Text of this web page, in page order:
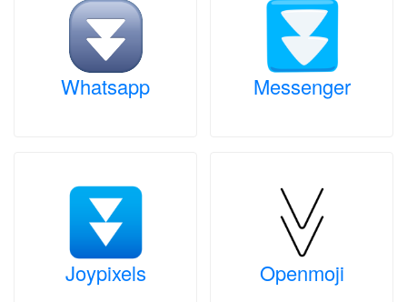
Whatsapp Messenger
Joypixels Openmoji